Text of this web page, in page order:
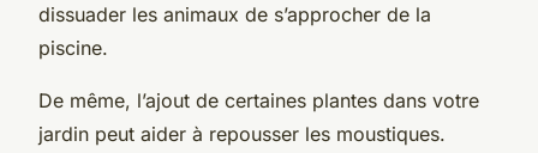
dissuader les animaux de s’approcher de la
piscine.
De même, l’ajout de certaines plantes dans votre
jardin peut aider à repousser les moustiques.